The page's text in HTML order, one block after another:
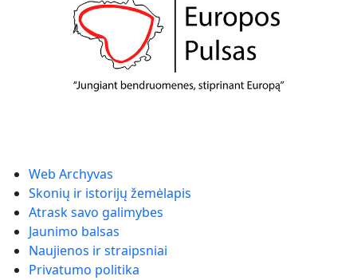
Web Archyvas
Skonių ir istorijų žemėlapis
Atrask savo galimybes
Jaunimo balsas
Naujienos ir straipsniai
Privatumo politika